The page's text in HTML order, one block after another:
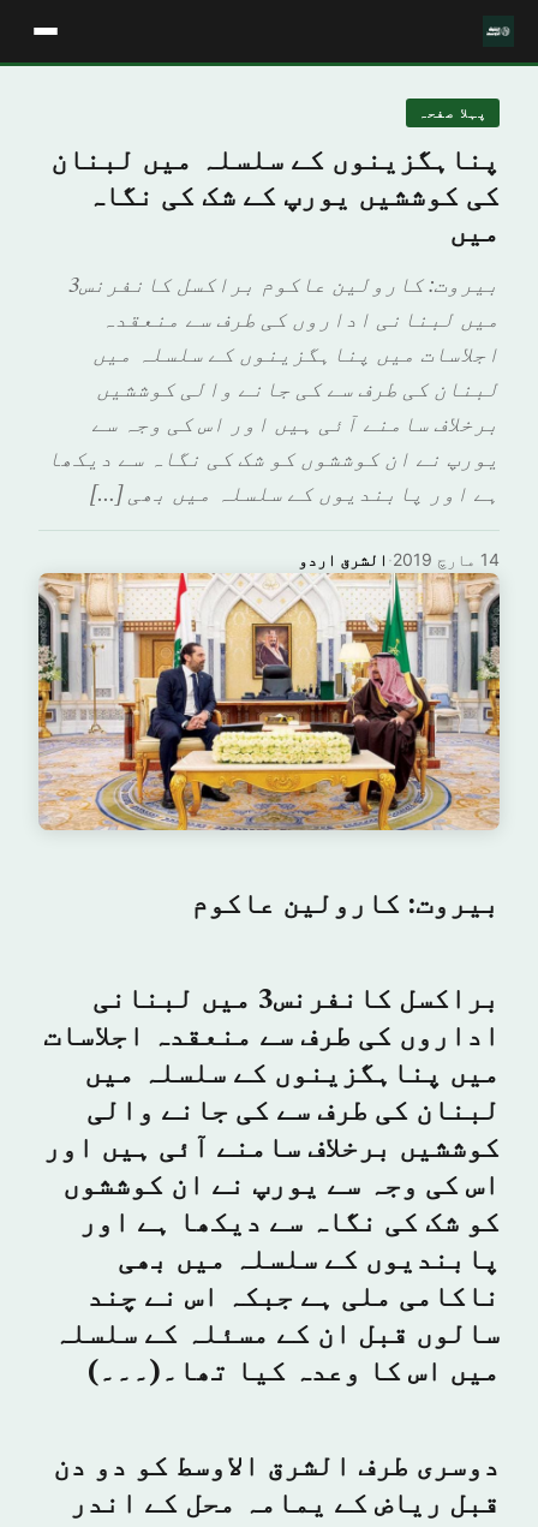
پہلا صفحہ
پناہگزینوں کے سلسلہ میں لبنان
کی کوششیں یورپ کے شک کی نگاہ
میں
بیروت: کارولین عاکوم براکسل کانفرنس3
میں لبنانی اداروں کی طرف سے منعقدہ
اجلاسات میں پناہگزینوں کے سلسلہ میں
لبنان کی طرف سے کی جانے والی کوششیں
برخلاف سامنے آئی ہیں اور اس کی وجہ سے
یورپ نے ان کوششوں کو شک کی نگاہ سے دیکھا
ہے اور پابندیوں کے سلسلہ میں بھی […]
الشرق اردو · 14 مارچ 2019
بیروت: کارولین عاکوم
براکسل کانفرنس3 میں لبنانی
اداروں کی طرف سے منعقدہ اجلاسات
میں پناہگزینوں کے سلسلہ میں
لبنان کی طرف سے کی جانے والی
کوششیں برخلاف سامنے آئی ہیں اور
اس کی وجہ سے یورپ نے ان کوششوں
کو شک کی نگاہ سے دیکھا ہے اور
پابندیوں کے سلسلہ میں بھی
ناکامی ملی ہے جبکہ اس نے چند
سالوں قبل ان کے مسئلہ کے سلسلہ
میں اس کا وعدہ کیا تھا۔(۔۔۔)
دوسری طرف الشرق الاوسط کو دو دن
قبل ریاض کے یمامہ محل کے اندر